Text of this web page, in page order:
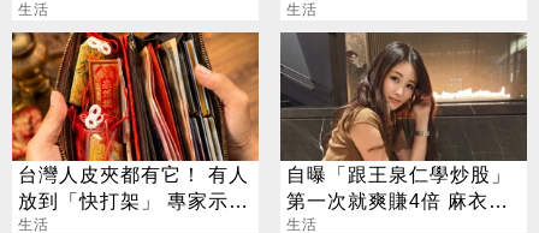
行人曝真相
生活
讚：生活達人
生活
台灣人皮夾都有它！ 有人
放到「快打架」 專家示
警：會過期
生活
自曝「跟王泉仁學炒股」
第一次就爽賺4倍 麻衣：
感謝指導
生活